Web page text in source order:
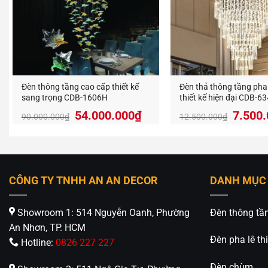
Đèn
Đèn
“bình
chọn
Đèn thông tầng cao cấp thiết kế
sang trọng CDB-1606H
90.000.000₫
Giá
90.000.000₫.
54.000.000₫Giá
hiện
là:
Đèn thả thông tầng
thiết kế hiện đại CDB-
12.500.000₫
CÔNG TY TNHH AN AN DECOR
Showroom 1: 514 Nguyễn Oanh, Phường
An Nhơn, TP. HCM
Hotline: 0826 227 227
DANH
Đèn thông
Đèn pha lê